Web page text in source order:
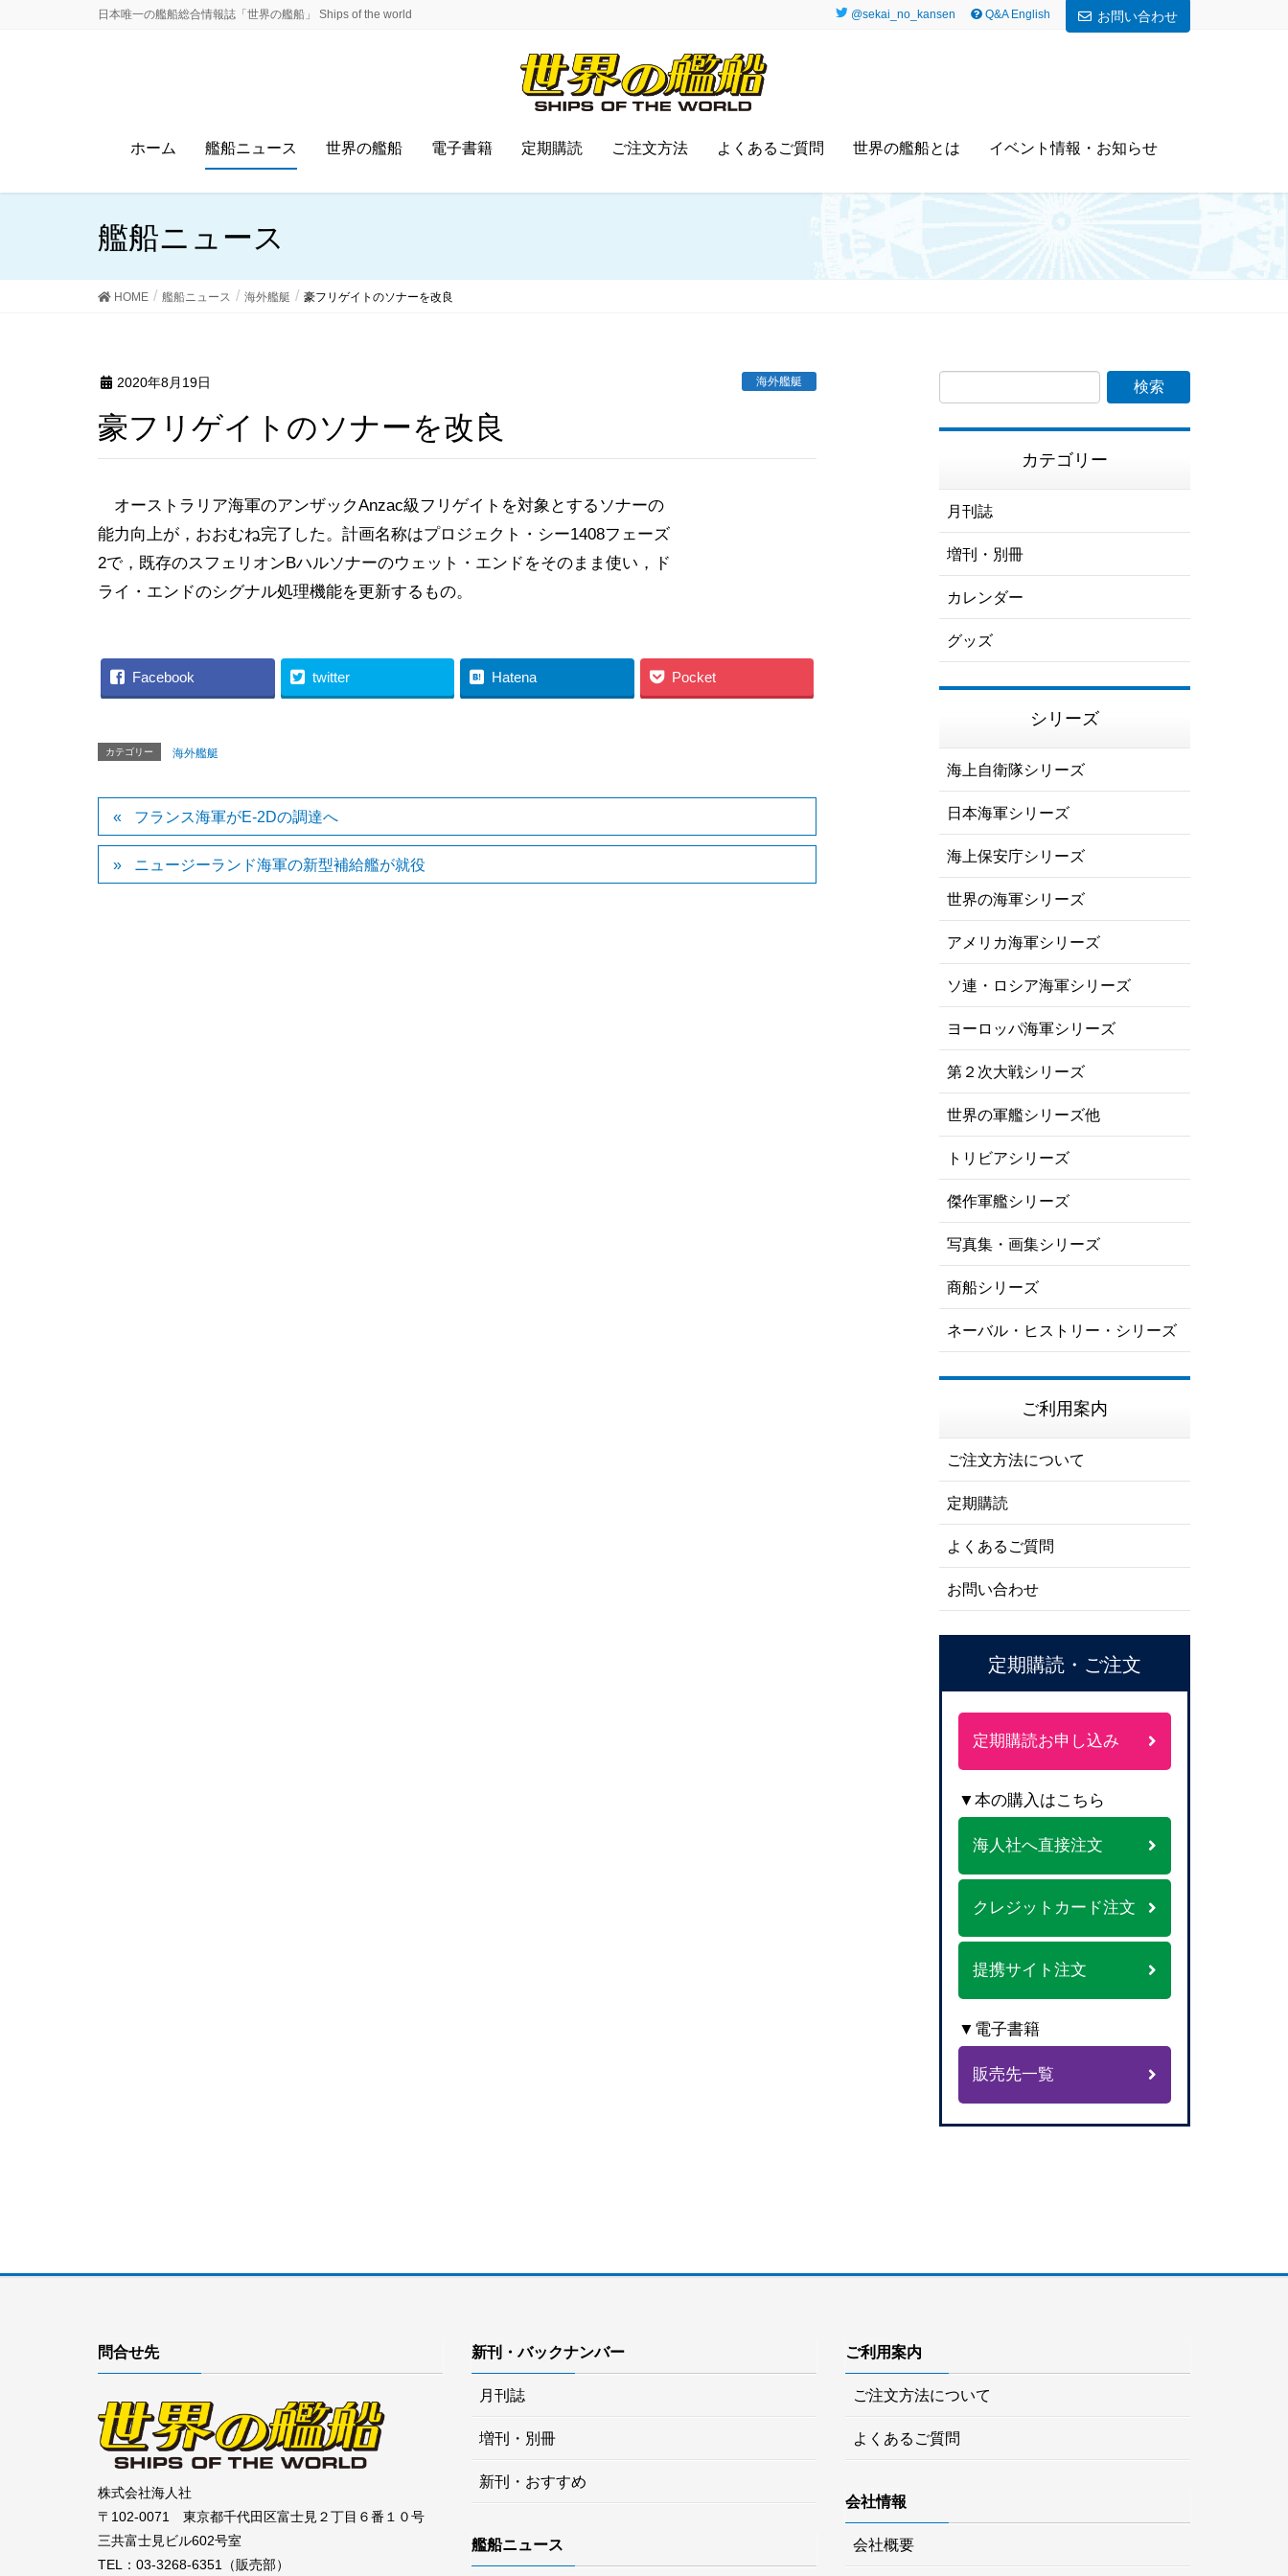
日本唯一の艦船総合情報誌「世界の艦船」 Ships of the world @sekai_no_kansen Q&A English お問い合わせ
ホーム 艦船ニュース 世界の艦船 電子書籍 定期購読 ご注文方法 よくあるご質問 世界の艦船とは イベント情報・お知らせ
艦船ニュース
HOME 艦船ニュース 海外艦艇 豪フリゲイトのソナーを改良
2020年8月19日 海外艦艇
豪フリゲイトのソナーを改良
オーストラリア海軍のアンザックAnzac級フリゲイトを対象とするソナーの
能力向上が，おおむね完了した。計画名称はプロジェクト・シー1408フェーズ
2で，既存のスフェリオンBハルソナーのウェット・エンドをそのまま使い，ド
ライ・エンドのシグナル処理機能を更新するもの。
Facebook twitter Hatena Pocket
カテゴリー 海外艦艇
フランス海軍がE-2Dの調達へ
ニュージーランド海軍の新型補給艦が就役
カテゴリー
月刊誌
増刊・別冊
カレンダー
グッズ
シリーズ
海上自衛隊シリーズ
日本海軍シリーズ
海上保安庁シリーズ
世界の海軍シリーズ
アメリカ海軍シリーズ
ソ連・ロシア海軍シリーズ
ヨーロッパ海軍シリーズ
第２次大戦シリーズ
世界の軍艦シリーズ他
トリビアシリーズ
傑作軍艦シリーズ
写真集・画集シリーズ
商船シリーズ
ネーバル・ヒストリー・シリーズ
ご利用案内
ご注文方法について
定期購読
よくあるご質問
お問い合わせ
定期購読・ご注文
定期購読お申し込み
▼本の購入はこちら
海人社へ直接注文
クレジットカード注文
提携サイト注文
▼電子書籍
販売先一覧
問合せ先
株式会社海人社
〒102-0071 東京都千代田区富士見２丁目６番１０号
三共富士見ビル602号室
TEL：03-3268-6351（販売部）
新刊・バックナンバー
月刊誌
増刊・別冊
新刊・おすすめ
艦船ニュース
ご利用案内
ご注文方法について
よくあるご質問
会社情報
会社概要